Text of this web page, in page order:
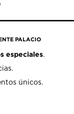
PALACIO
especiales.
únicos.